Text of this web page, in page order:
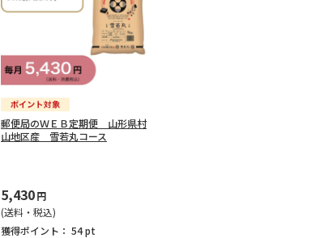
郵便局のＷＥＢ定期便 山形県村
山地区産 雪若丸コース
5,430円
(送料・税込)
獲得ポイント： 54 pt